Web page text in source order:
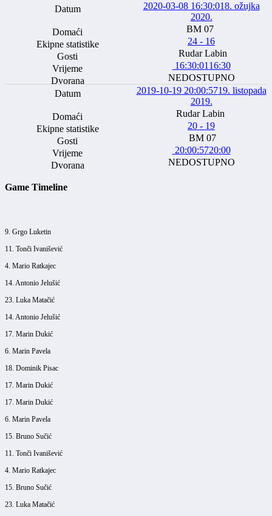
2020-03-08 16:30:018. ožujka
2020.
BM 07
24 - 16
Rudar Labin
16:30:01 16:30
NEDOSTUPNO
2019-10-19 20:00:5719. listopada
2019.
Rudar Labin
20 - 19
BM 07
20:00:5720:00
NEDOSTUPNO
Game Timeline
9. Grgo Luketin
11. Tonči Ivanišević
4. Mario Ratkajec
14. Antonio Jelušić
23. Luka Matačić
14. Antonio Jelušić
17. Marin Dukić
6. Marin Pavela
18. Dominik Pisac
17. Marin Dukić
17. Marin Dukić
6. Marin Pavela
15. Bruno Sučić
11. Tonči Ivanišević
4. Mario Ratkajec
15. Bruno Sučić
23. Luka Matačić